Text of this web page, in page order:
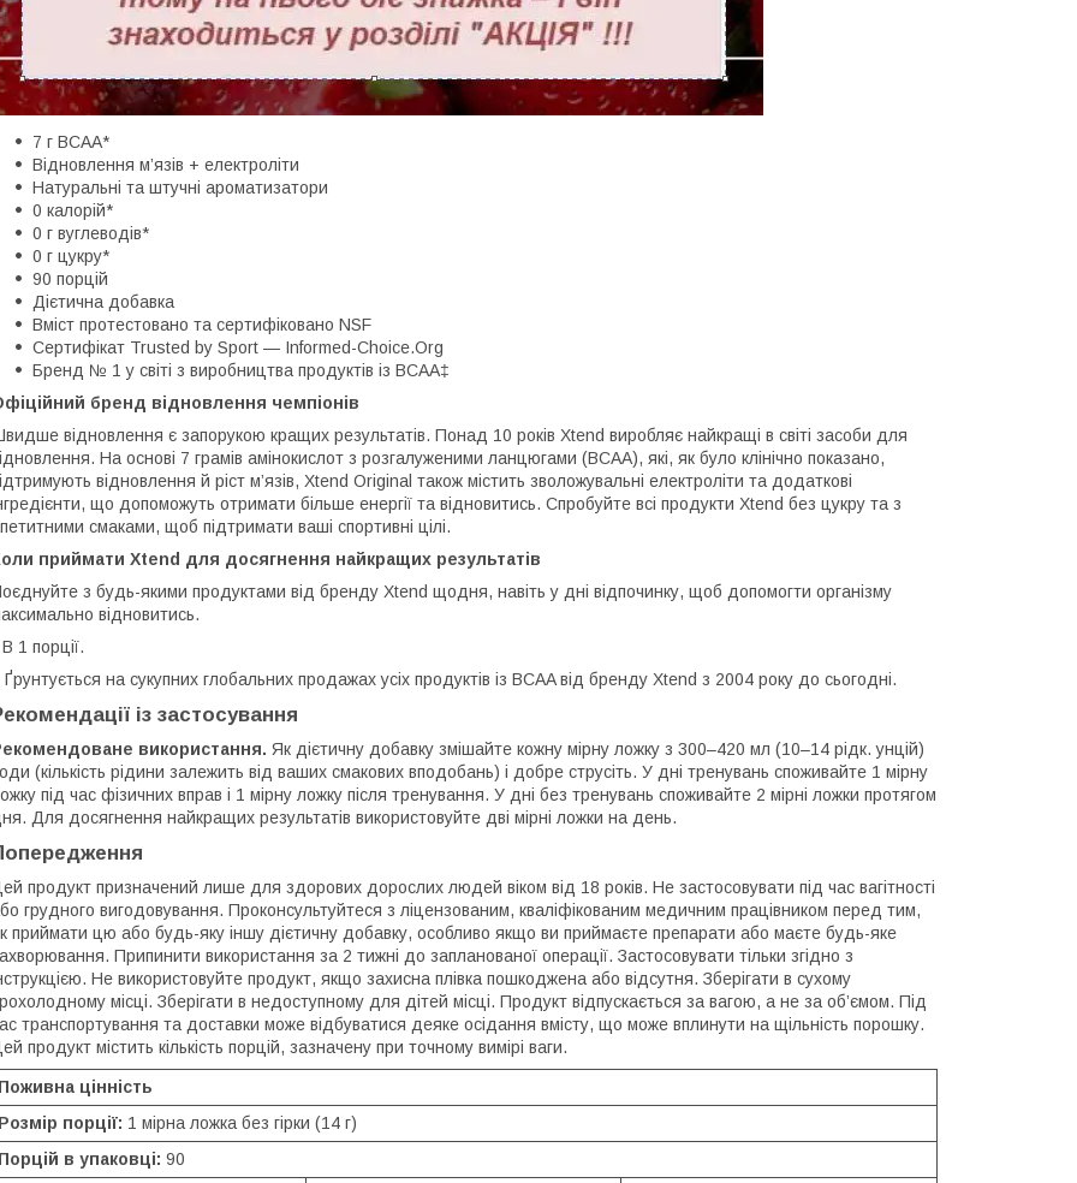
7 г BCAA*
Відновлення м’язів + електроліти
Натуральні та штучні ароматизатори
0 калорій*
0 г вуглеводів*
0 г цукру*
90 порцій
Дієтична добавка
Вміст протестовано та сертифіковано NSF
Сертифікат Trusted by Sport — Informed-Choice.Org
Бренд № 1 у світі з виробництва продуктів із BCAA‡
бренд відновлення чемпіонів
відновлення є запорукою кращих результатів. Понад 10 років Xtend виробляє найкращі в світі засоби для
На основі 7 грамів амінокислот з розгалуженими ланцюгами (BCAA), які, як було клінічно показано,
відновлення й ріст м’язів, Xtend Original також містить зволожувальні електроліти та додаткові
що допоможуть отримати більше енергії та відновитись. Спробуйте всі продукти Xtend без цукру та з
смаками, щоб підтримати ваші спортивні цілі.
приймати Xtend для досягнення найкращих результатів
з будь-якими продуктами від бренду Xtend щодня, навіть у дні відпочинку, щоб допомогти організму
відновитись.
1 порції.
Ґрунтується на сукупних глобальних продажах усіх продуктів із BCAA від бренду Xtend з 2004 року до сьогодні.
із застосування
використання. Як дієтичну добавку змішайте кожну мірну ложку з 300–420 мл (10–14 рідк. унцій)
(кількість рідини залежить від ваших смакових вподобань) і добре струсіть. У дні тренувань споживайте 1 мірну
під час фізичних вправ і 1 мірну ложку після тренування. У дні без тренувань споживайте 2 мірні ложки протягом
Для досягнення найкращих результатів використовуйте дві мірні ложки на день.
продукт призначений лише для здорових дорослих людей віком від 18 років. Не застосовувати під час вагітності
грудного вигодовування. Проконсультуйтеся з ліцензованим, кваліфікованим медичним працівником перед тим,
приймати цю або будь-яку іншу дієтичну добавку, особливо якщо ви приймаєте препарати або маєте будь-яке
Припинити використання за 2 тижні до запланованої операції. Застосовувати тільки згідно з
Не використовуйте продукт, якщо захисна плівка пошкоджена або відсутня. Зберігати в сухому
місці. Зберігати в недоступному для дітей місці. Продукт відпускається за вагою, а не за об’ємом. Під
транспортування та доставки може відбуватися деяке осідання вмісту, що може вплинути на щільність порошку.
продукт містить кількість порцій, зазначену при точному вимірі ваги.
Поживна цінність
Розмір порції: 1 мірна ложка без гірки (14 г)
Порцій в упаковці: 90